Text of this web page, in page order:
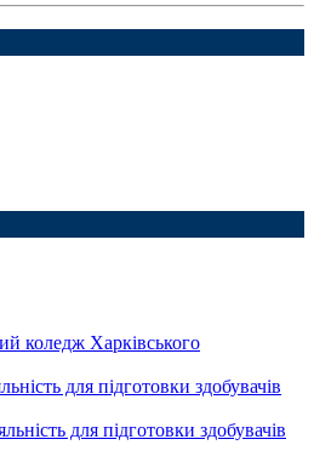
коледж Харківського
для підготовки здобувачів
для підготовки здобувачів